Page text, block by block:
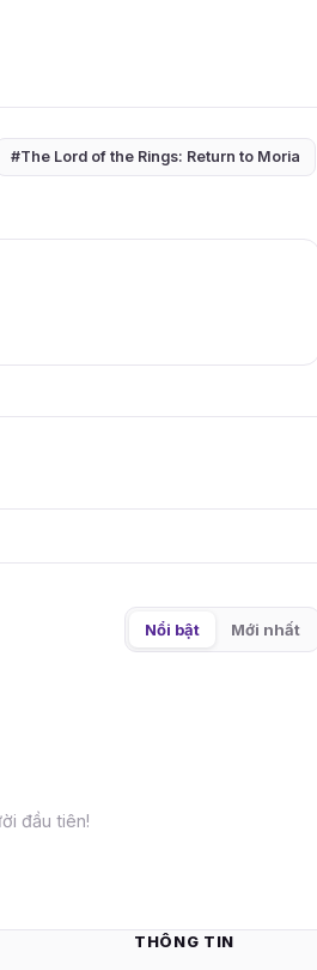
#The Lord of the Rings: Return to Moria
Nổi bật Mới nhất
đầu tiên!
THÔNG TIN